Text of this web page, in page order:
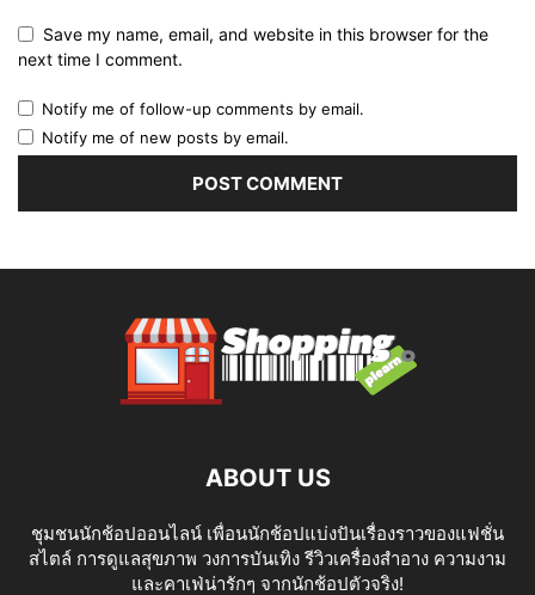
Save my name, email, and website in this browser for the
next time I comment.
Notify me of follow-up comments by email.
Notify me of new posts by email.
ABOUT US
ชุมชนนักช้อปออนไลน์ เพื่อนนักช้อปแบ่งปันเรื่องราวของแฟชั่น
สไตล์ การดูแลสุขภาพ วงการบันเทิง รีวิวเครื่องสำอาง ความงาม
และคาเฟ่น่ารักๆ จากนักช้อปตัวจริง!